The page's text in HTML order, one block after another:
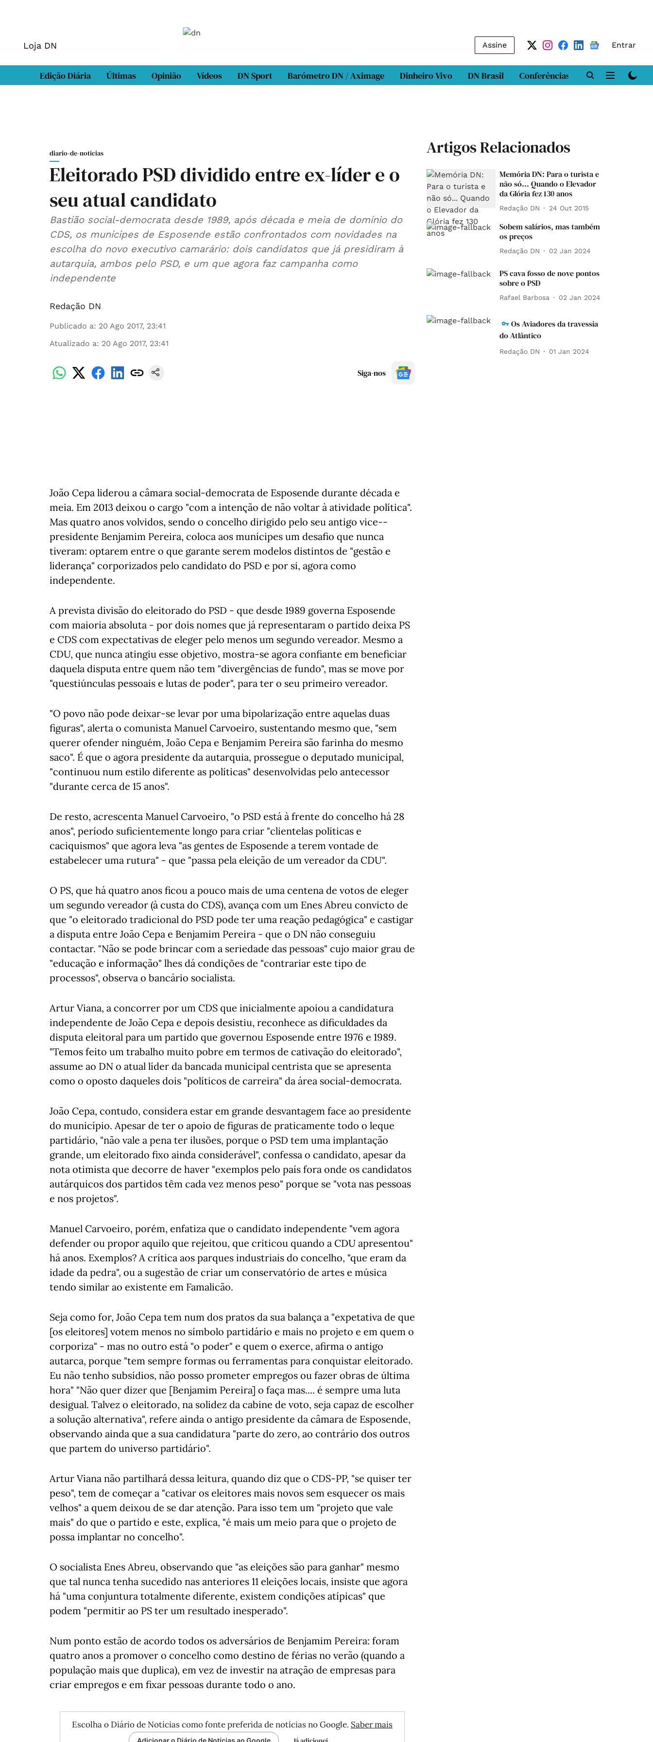
Loja DN Assine Entrar
Edição Diária Últimas Opinião Vídeos DN Sport Barómetro DN / Aximage Dinheiro Vivo DN Brasil Conferências DN LAB
diario-de-noticias
Eleitorado PSD dividido entre ex-líder e o
seu atual candidato
Bastião social-democrata desde 1989, após década e meia de domínio do
CDS, os munícipes de Esposende estão confrontados com novidades na
escolha do novo executivo camarário: dois candidatos que já presidiram à
autarquia, ambos pelo PSD, e um que agora faz campanha como
independente
Redação DN
Publicado a: 20 Ago 2017, 23:41
Atualizado a: 20 Ago 2017, 23:41
Siga-nos
João Cepa liderou a câmara social-democrata de Esposende durante década e
meia. Em 2013 deixou o cargo "com a intenção de não voltar à atividade política".
Mas quatro anos volvidos, sendo o concelho dirigido pelo seu antigo vice--
presidente Benjamim Pereira, coloca aos munícipes um desafio que nunca
tiveram: optarem entre o que garante serem modelos distintos de "gestão e
liderança" corporizados pelo candidato do PSD e por si, agora como
independente.
A prevista divisão do eleitorado do PSD - que desde 1989 governa Esposende
com maioria absoluta - por dois nomes que já representaram o partido deixa PS
e CDS com expectativas de eleger pelo menos um segundo vereador. Mesmo a
CDU, que nunca atingiu esse objetivo, mostra-se agora confiante em beneficiar
daquela disputa entre quem não tem "divergências de fundo", mas se move por
"questiúnculas pessoais e lutas de poder", para ter o seu primeiro vereador.
"O povo não pode deixar-se levar por uma bipolarização entre aquelas duas
figuras", alerta o comunista Manuel Carvoeiro, sustentando mesmo que, "sem
querer ofender ninguém, João Cepa e Benjamim Pereira são farinha do mesmo
saco". É que o agora presidente da autarquia, prossegue o deputado municipal,
"continuou num estilo diferente as políticas" desenvolvidas pelo antecessor
"durante cerca de 15 anos".
De resto, acrescenta Manuel Carvoeiro, "o PSD está à frente do concelho há 28
anos", período suficientemente longo para criar "clientelas políticas e
caciquismos" que agora leva "as gentes de Esposende a terem vontade de
estabelecer uma rutura" - que "passa pela eleição de um vereador da CDU".
O PS, que há quatro anos ficou a pouco mais de uma centena de votos de eleger
um segundo vereador (à custa do CDS), avança com um Enes Abreu convicto de
que "o eleitorado tradicional do PSD pode ter uma reação pedagógica" e castigar
a disputa entre João Cepa e Benjamim Pereira - que o DN não conseguiu
contactar. "Não se pode brincar com a seriedade das pessoas" cujo maior grau de
"educação e informação" lhes dá condições de "contrariar este tipo de
processos", observa o bancário socialista.
Artur Viana, a concorrer por um CDS que inicialmente apoiou a candidatura
independente de João Cepa e depois desistiu, reconhece as dificuldades da
disputa eleitoral para um partido que governou Esposende entre 1976 e 1989.
"Temos feito um trabalho muito pobre em termos de cativação do eleitorado",
assume ao DN o atual líder da bancada municipal centrista que se apresenta
como o oposto daqueles dois "políticos de carreira" da área social-democrata.
João Cepa, contudo, considera estar em grande desvantagem face ao presidente
do município. Apesar de ter o apoio de figuras de praticamente todo o leque
partidário, "não vale a pena ter ilusões, porque o PSD tem uma implantação
grande, um eleitorado fixo ainda considerável", confessa o candidato, apesar da
nota otimista que decorre de haver "exemplos pelo país fora onde os candidatos
autárquicos dos partidos têm cada vez menos peso" porque se "vota nas pessoas
e nos projetos".
Manuel Carvoeiro, porém, enfatiza que o candidato independente "vem agora
defender ou propor aquilo que rejeitou, que criticou quando a CDU apresentou"
há anos. Exemplos? A crítica aos parques industriais do concelho, "que eram da
idade da pedra", ou a sugestão de criar um conservatório de artes e música
tendo similar ao existente em Famalicão.
Seja como for, João Cepa tem num dos pratos da sua balança a "expetativa de que
[os eleitores] votem menos no símbolo partidário e mais no projeto e em quem o
corporiza" - mas no outro está "o poder" e quem o exerce, afirma o antigo
autarca, porque "tem sempre formas ou ferramentas para conquistar eleitorado.
Eu não tenho subsídios, não posso prometer empregos ou fazer obras de última
hora" "Não quer dizer que [Benjamim Pereira] o faça mas.... é sempre uma luta
desigual. Talvez o eleitorado, na solidez da cabine de voto, seja capaz de escolher
a solução alternativa", refere ainda o antigo presidente da câmara de Esposende,
observando ainda que a sua candidatura "parte do zero, ao contrário dos outros
que partem do universo partidário".
Artur Viana não partilhará dessa leitura, quando diz que o CDS-PP, "se quiser ter
peso", tem de começar a "cativar os eleitores mais novos sem esquecer os mais
velhos" a quem deixou de se dar atenção. Para isso tem um "projeto que vale
mais" do que o partido e este, explica, "é mais um meio para que o projeto de
possa implantar no concelho".
O socialista Enes Abreu, observando que "as eleições são para ganhar" mesmo
que tal nunca tenha sucedido nas anteriores 11 eleições locais, insiste que agora
há "uma conjuntura totalmente diferente, existem condições atípicas" que
podem "permitir ao PS ter um resultado inesperado".
Num ponto estão de acordo todos os adversários de Benjamim Pereira: foram
quatro anos a promover o concelho como destino de férias no verão (quando a
população mais que duplica), em vez de investir na atração de empresas para
criar empregos e em fixar pessoas durante todo o ano.
Escolha o Diário de Notícias como fonte preferida de notícias no Google. Saber mais
Adicionar o Diário de Notícias ao Google
Artigos Relacionados
Memória DN: Para o turista e
não só... Quando o Elevador
da Glória fez 130 anos
Redação DN 24 Out 2015
Sobem salários, mas também
os preços
Redação DN 02 Jan 2024
PS cava fosso de nove pontos
sobre o PSD
Rafael Barbosa 02 Jan 2024
Os Aviadores da travessia
do Atlântico
Redação DN 01 Jan 2024